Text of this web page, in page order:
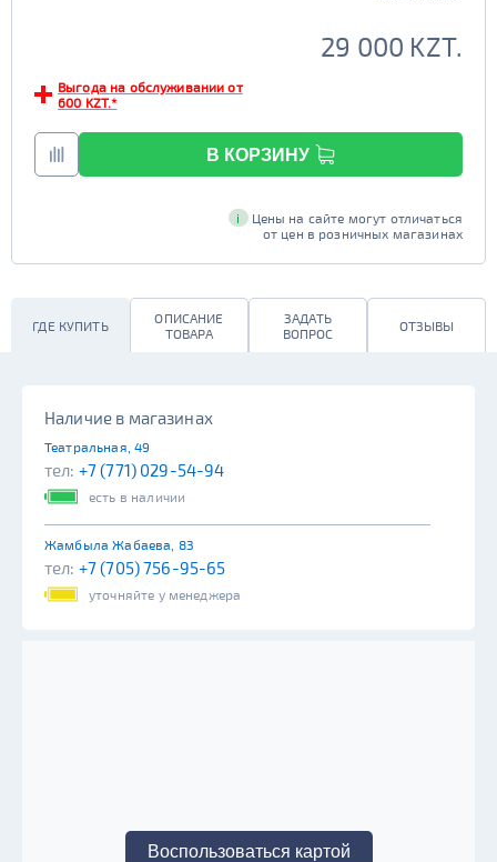
29 000 KZT.
Выгода на обслуживании от
600 KZT.*
В КОРЗИНУ
i
Цены на сайте могут отличаться
от цен в розничных магазинах
ГДЕ КУПИТЬ
ОПИСАНИЕ
ТОВАРА
ЗАДАТЬ
ВОПРОС
ОТЗЫВЫ
Наличие в магазинах
Театральная, 49
тел: +7 (771) 029-54-94
есть в наличии
Жамбыла Жабаева, 83
тел: +7 (705) 756-95-65
уточняйте у менеджера
Воспользоваться картой